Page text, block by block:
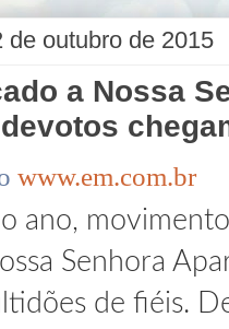
de outubro de 2015
a Nossa
www.em.com.br
ano,
Senhora
de fiéis.